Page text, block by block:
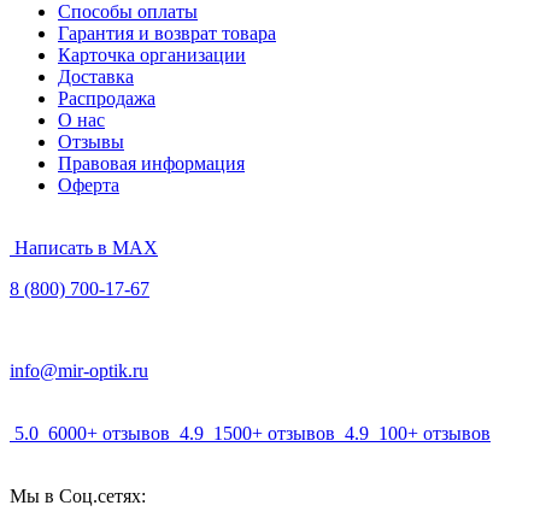
Способы оплаты
Гарантия и возврат товара
Карточка организации
Доставка
Распродажа
О нас
Отзывы
Правовая информация
Оферта
Написать в MAX
8 (800) 700-17-67
info@mir-optik.ru
5.0 6000+ отзывов 4.9 1500+ отзывов 4.9 100+ отзывов
Мы в Соц.сетях: